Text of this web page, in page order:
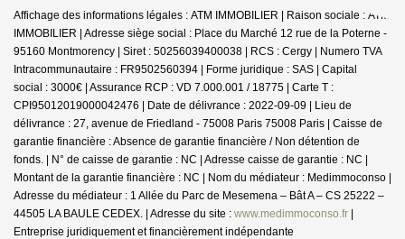
Affichage des informations légales : ATM IMMOBILIER | Raison sociale : ATM
IMMOBILIER | Adresse siège social : Place du Marché 12 rue de la Poterne -
95160 Montmorency | Siret : 50256039400038 | RCS : Cergy | Numero TVA
Intracommunautaire : FR9502560394 | Forme juridique : SAS | Capital
social : 3000€ | Assurance RCP : VD 7.000.001 / 18775 | Carte T :
CPI95012019000042476 | Date de délivrance : 2022-09-09 | Lieu de
délivrance : 27, avenue de Friedland - 75008 Paris 75008 Paris | Caisse de
garantie financière : Absence de garantie financière / Non détention de
fonds. | N° de caisse de garantie : NC | Adresse caisse de garantie : NC |
Montant de la garantie financière : NC | Nom du médiateur : Medimmoconso |
Adresse du médiateur : 1 Allée du Parc de Mesemena – Bât A – CS 25222 –
44505 LA BAULE CEDEX. | Adresse du site : www.medimmoconso.fr |
Entreprise juridiquement et financièrement indépendante